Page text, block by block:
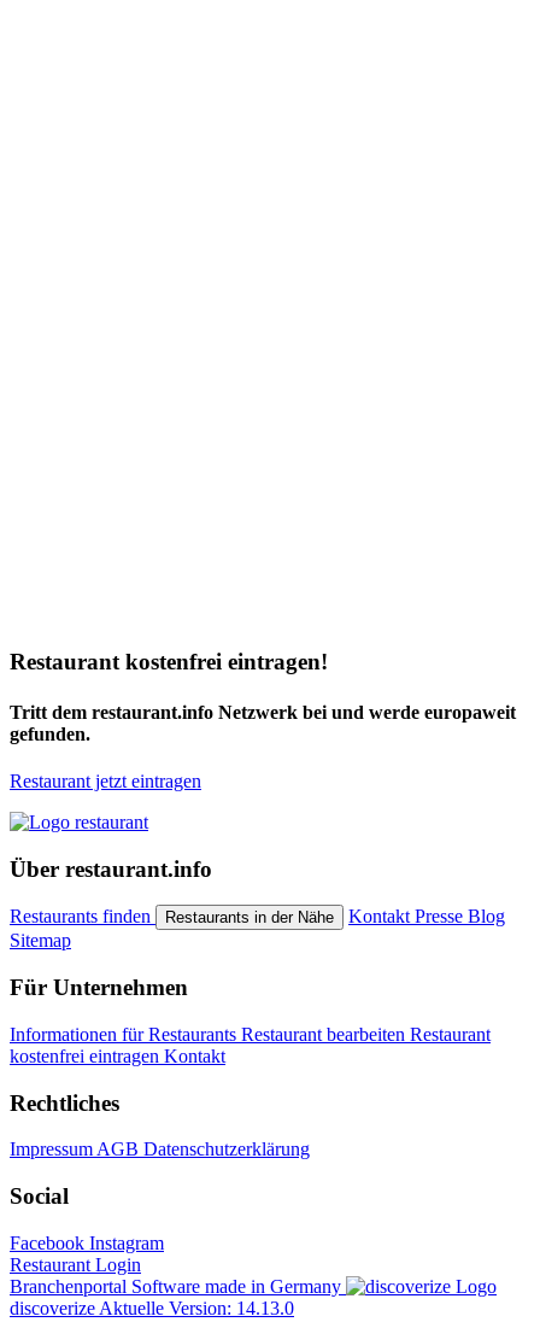
Restaurant kostenfrei eintragen!
Tritt dem restaurant.info Netzwerk bei und werde europaweit
gefunden.
Restaurant jetzt eintragen
Über restaurant.info
Restaurants finden Restaurants in der Nähe Kontakt Presse Blog
Sitemap
Für Unternehmen
Informationen für Restaurants Restaurant bearbeiten Restaurant
kostenfrei eintragen Kontakt
Rechtliches
Impressum AGB Datenschutzerklärung
Social
Facebook Instagram
Restaurant Login
Branchenportal Software made in Germany
discoverize Aktuelle Version: 14.13.0